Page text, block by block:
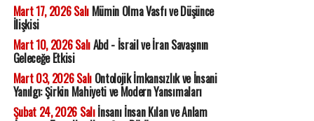
Mart 17, 2026 SalıMümin Olma Vasfı ve Düşünce
İlişkisi
Mart 10, 2026 SalıAbd - İsrail ve İran Savaşının
Geleceğe Etkisi
Mart 03, 2026 SalıOntolojik İmkansızlık ve İnsani
Yanılgı: Şirkin Mahiyeti ve Modern Yansımaları
Şubat 24, 2026 Salıİnsanı İnsan Kılan ve Anlam